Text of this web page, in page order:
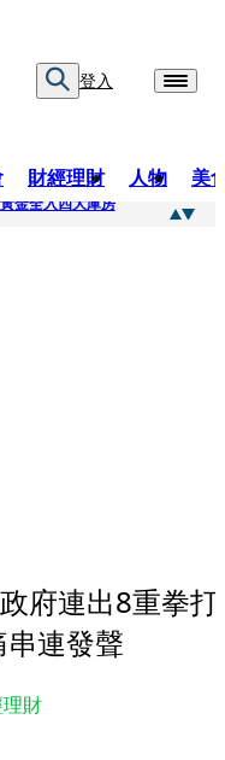
登入
財經理財 人物 美
金全入四大庫房
府連出8重拳打
連發聲
財